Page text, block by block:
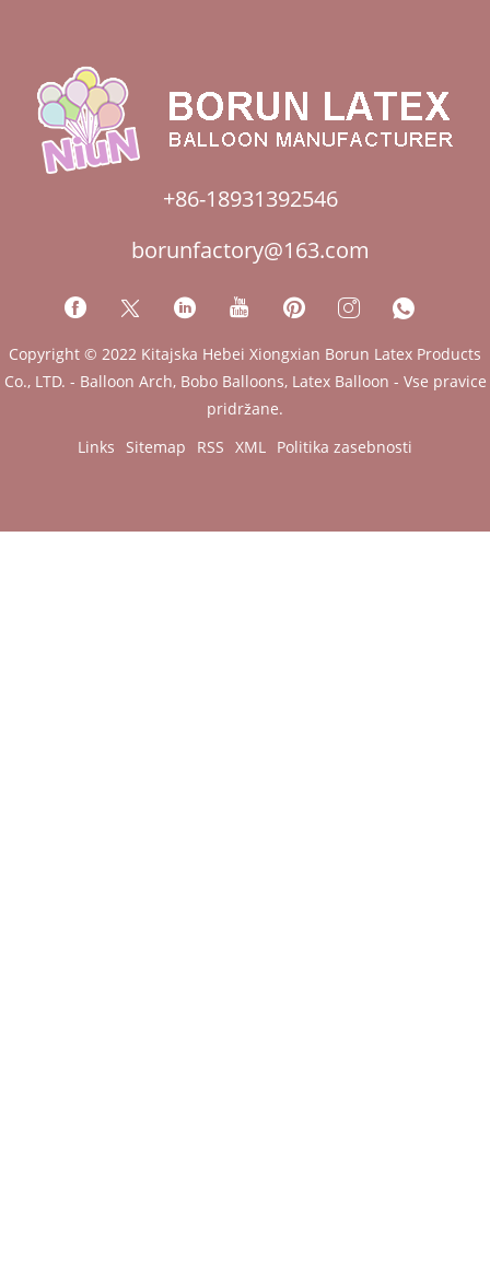
+86-18931392546
borunfactory@163.com
Copyright © 2022 Kitajska Hebei Xiongxian Borun Latex Products
Co., LTD. - Balloon Arch, Bobo Balloons, Latex Balloon - Vse pravice
pridržane.
Links
Sitemap RSS XML Politika zasebnosti